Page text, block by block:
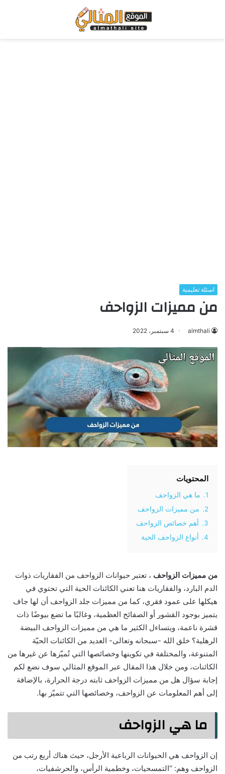
اسئلة تعليمية
من مميزات الزواحف
almthali 4 سبتمبر، 2022
المحتويات
1.
ما هي الزواحف
2.
من مميزات الزواحف
3.
أهم خصائص الزواحف
4.
أنواع الزواحف الحية
من مميزات الزواحف ، تعتبر حيوانات الزواحف من الفقاريات ذوات
الدم البارد، والفقاريات هنا تعني الكائنات الحية التي تحتوي في
هيكلها على عمود فقري، كما من مميزات جلد الزواحف أن لها جاف
يتميز بوجود القشور أو الصفائح العظمية، وغالبًا ما تضع بيوضًا ذات
قشرة ناعمة، ويتساءل الكثير ما هي من مميزات الزواحف البيضة
الرهلية؟ خلق الله -سبحانه وتعالى- العديد من الكائنات الحيّة
المتنوعة، والمختلفة في تكوينها وخصائصها التي تُميّزها عن غيرها من
الكائنات، ومن خلال هذا المقال عبر الموقع المثالي سوف نضع لكم
إجابة سؤال هل من مميزات الزواحف ثابته درجة الحرارة، بالإضافة
إلى أهم المعلومات عن الزواحف، وخصائصها التي تتميّز بها.
ما هي الزواحف
إن الزواحف هي الحيوانات الرباعية الأرجل، حيث هناك أربع رتب من
الزواحف وهم: “التمسحيات، وخطمية الرأس، والحرشفيات،